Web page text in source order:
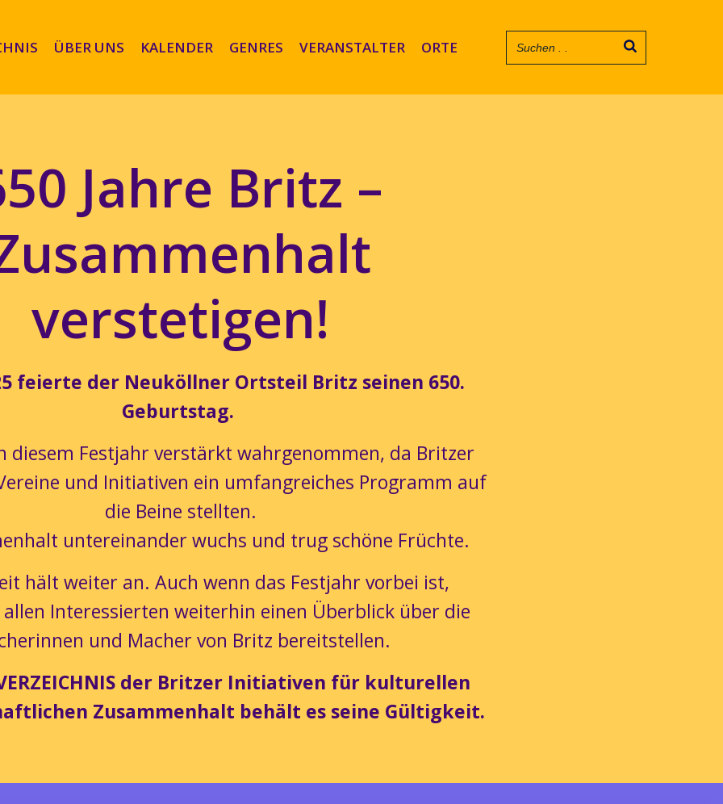
ÜBER UNS KALENDER GENRES VERANSTALTER ORTE
Jahre Britz –
verstetigen!
feierte der Neuköllner Ortsteil Britz seinen 650.
Geburtstag.
diesem Festjahr verstärkt wahrgenommen, da Britzer
und Initiativen ein umfangreiches Programm auf
die Beine stellten.
untereinander wuchs und trug schöne Früchte.
hält weiter an. Auch wenn das Festjahr vorbei ist,
Interessierten weiterhin einen Überblick über die
und Macher von Britz bereitstellen.
der Britzer Initiativen für kulturellen
Zusammenhalt behält es seine Gültigkeit.